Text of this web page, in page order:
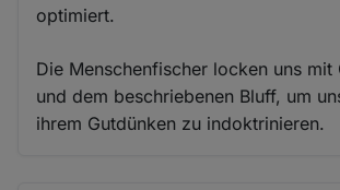
optimiert.
Die Menschenfischer locken uns mit
und dem beschriebenen Bluff, um
ihrem Gutdünken zu indoktrinieren.